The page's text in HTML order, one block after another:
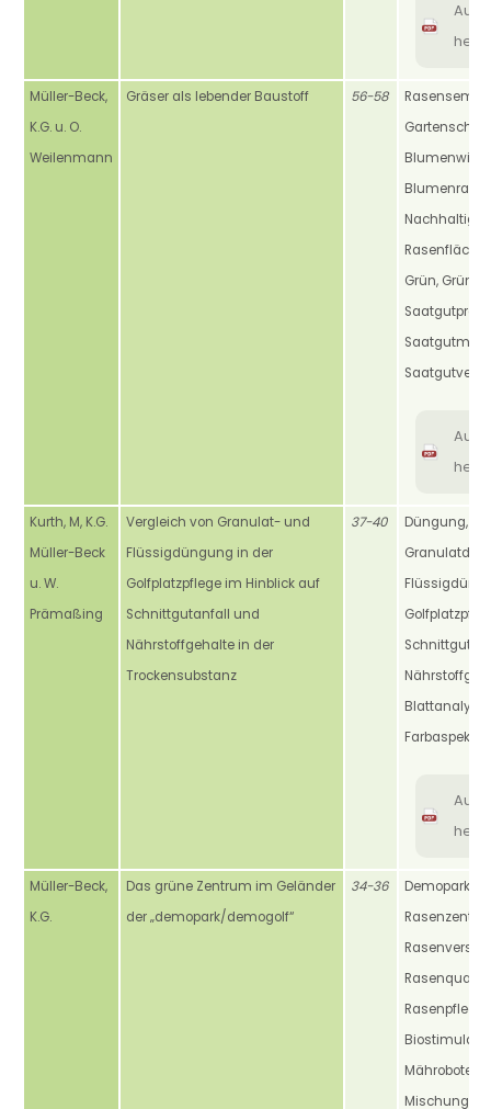
Müller-Beck,
K.G. u. O.
Weilenmann
Gräser als lebender Baustoff 56-58
Grün,
Kurth, M, K.G.
Müller-Beck
u. W.
Prämaßing
Vergleich von Granulat- und
Flüssigdüngung in der
Golfplatzpflege im Hinblick auf
Schnittgutanfall und
Nährstoffgehalte in der
Trockensubstanz
37-40
Düngung,
Farbaspekt
Müller-Beck,
K.G.
Das grüne Zentrum im Geländer
der „demopark/demogolf“
34-36
Demopark,
Rasenpflege,
Mähroboter,